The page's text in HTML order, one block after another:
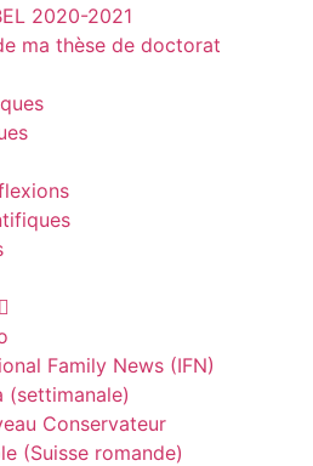
2020-2021
ma thèse de doctorat
Family News (IFN)
(settimanale)
Conservateur
(Suisse romande)